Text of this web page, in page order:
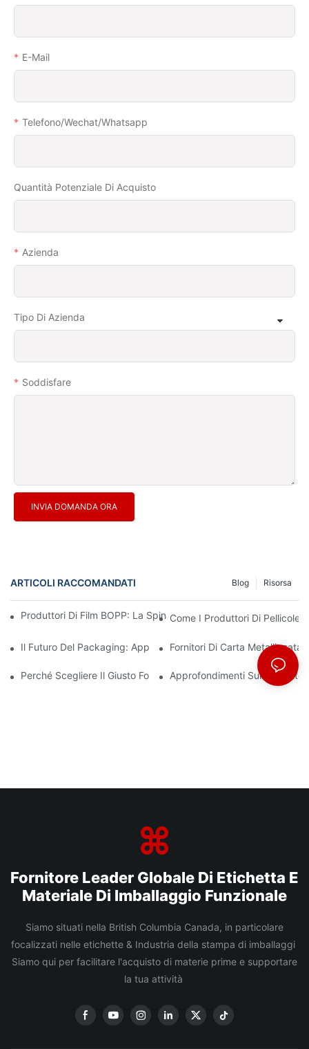
E-Mail
Telefono/wechat/whatsapp
Quantità Potenziale Di Acquisto
Azienda
Tipo Di Azienda
Soddisfare
INVIA DOMANDA ORA
ARTICOLI RACCOMANDATI Risorsa
Blog
Produttori Di Film BOPP: La Spina Dorsale Degli Imballaggi
Come I Produttori Di Pellicole
Il Futuro Del Packaging: Approfondimenti Dai Principali
Fornitori Di Carta
Perché Scegliere Il Giusto Fornitore Di Film BOPP È Importante
Approfondimenti Sui
Fornitore Leader Globale Di Etichetta E
Materiale Di Imballaggio Funzionale
Siamo situati nella British Columbia Canada, in particolare
focalizzati nelle etichette & Industria della stampa di imballaggi
Siamo qui per facilitare l'acquisto di materie prime e supportare
la tua attività